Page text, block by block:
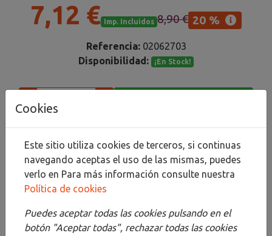
7,12 € Imp. Incluidos 8,90 € 20 %
Referencia: 02062703
Disponibilidad:
¡En Stock!
Compartir
Descripción
Detalles
Cookies
Este sitio utiliza cookies de terceros, si continuas
navegando aceptas el uso de las mismas, puedes
verlo en Para más información consulte nuestra
Política de cookies
Puedes aceptar todas las cookies pulsando en el
botón "Aceptar todas", rechazar todas las cookies